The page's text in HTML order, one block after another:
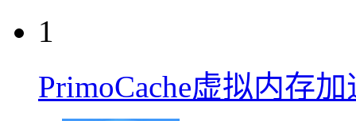
1
PrimoCache虚拟内存